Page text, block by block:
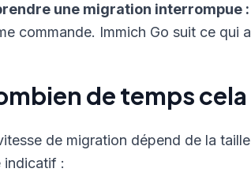
une migration interrompue :
commande. Immich Go suit ce qui
de temps
de migration dépend de la
indicatif :